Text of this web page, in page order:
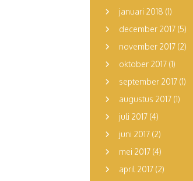
januari 2018 (1)
december 2017 (5)
november 2017 (2)
oktober 2017 (1)
september 2017 (1)
augustus 2017 (1)
juli 2017 (4)
juni 2017 (2)
mei 2017 (4)
april 2017 (2)